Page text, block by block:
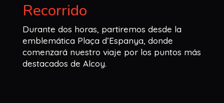
Recorrido
Durante dos horas, partiremos desde la
emblemática Plaça d’Espanya, donde
comenzará nuestro viaje por los puntos más
destacados de Alcoy.